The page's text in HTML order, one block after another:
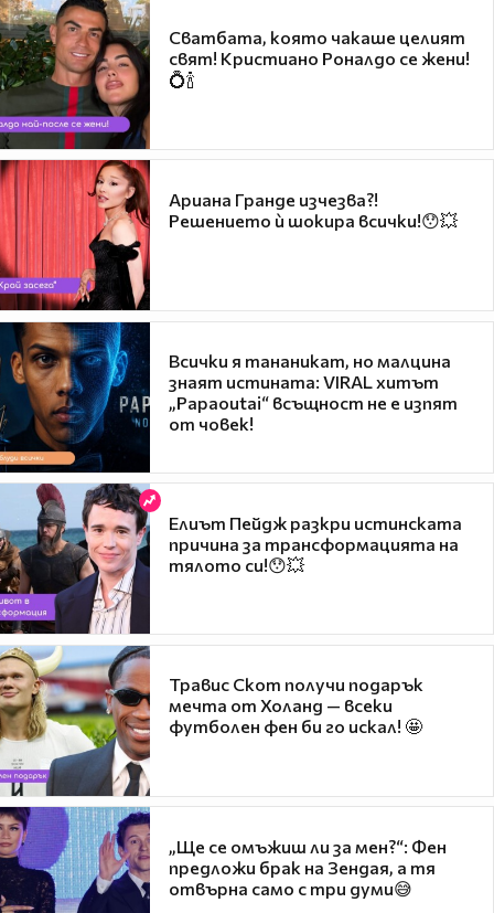
Сватбата, която чакаше целият
свят! Кристиано Роналдо се жени!
💍🍾
Ариана Гранде изчезва?!
Решението ѝ шокира всички!😯💥
Всички я тананикат, но малцина
знаят истината: VIRAL хитът
„Papaoutai“ всъщност не е изпят
от човек!
Елиът Пейдж разкри истинската
причина за трансформацията на
тялото си!😯💥
Травис Скот получи подарък
мечта от Холанд — всеки
футболен фен би го искал! 🤩
„Ще се омъжиш ли за мен?“: Фен
предложи брак на Зендая, а тя
отвърна само с три думи😅